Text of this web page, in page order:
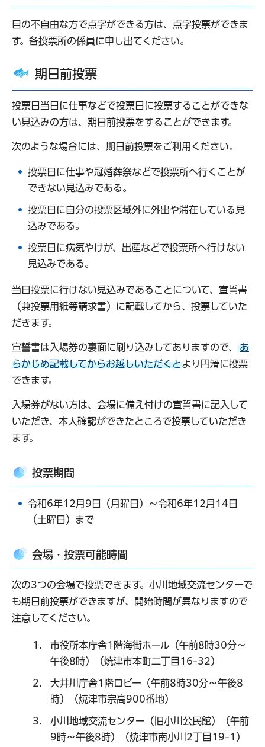
目の不自由な方で点字ができる方は、点字投票ができま
す。各投票所の係員に申し出てください。
期日前投票
投票日当日に仕事などで投票日に投票することができな
い見込みの方は、期日前投票をすることができます。
次のような場合には、期日前投票をご利用ください。
投票日に仕事や冠婚葬祭などで投票所へ行くことが
できない見込みである。
投票日に自分の投票区域外に外出や滞在している見
込みである。
投票日に病気やけが、出産などで投票所へ行けない
見込みである。
当日投票に行けない見込みであることについて、宣誓書
（兼投票用紙等請求書）に記載してから、投票していた
だきます。
宣誓書は入場券の裏面に刷り込みしてありますので、
あ
らかじめ記載してからお越しいただくとより円滑に投票
できます。
入場券がない方は、会場に備え付けの宣誓書に記入して
いただき、本人確認ができたところで投票していただき
ます。
投票期間
令和6年12月9日（月曜日）～令和6年12月14日
（土曜日）まで
会場・投票可能時間
次の3つの会場で投票できます。小川地域交流センターで
も期日前投票ができますが、開始時間が異なりますので
注意してください。
市役所本庁舎1階海街ホール（午前8時30分～
午後8時）（焼津市本町二丁目16-32）
大井川庁舎1階ロビー （午前8時30分～午後8
時）（焼津市宗高900番地）
小川地域交流センター（旧小川公民館）（午前
9時～午後8時）（焼津市南小川2丁目19-1）